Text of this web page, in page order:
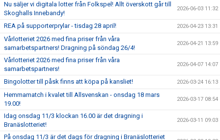
Nu säljer vi digitala lotter från Folkspel! Allt överskott går till
Skoghalls Innebandy!
2026-06-03 11:32
REA på supporterprylar - tisdag 28 april! 2026-04-23 13:31
Vårlotteriet 2026 med fina priser från våra
samarbetspartners! Dragning på söndag 26/4!
2026-04-21 13:59
Vårlotteriet 2026 med fina priser från våra
samarbetspartners!
2026-04-07 14:07
Bingolotter till påsk finns att köpa på kansliet! 2026-03-24 16:13
Hemmamatch i kvalet till Allsvenskan - onsdag 18 mars
19.00!
2026-03-17 08:54
Idag onsdag 11/3 klockan 16.00 är det dragning i
Branäslotteriet!
2026-03-11 09:03
På onsdag 11/3 är det dags för dragning i Branäslotteriet